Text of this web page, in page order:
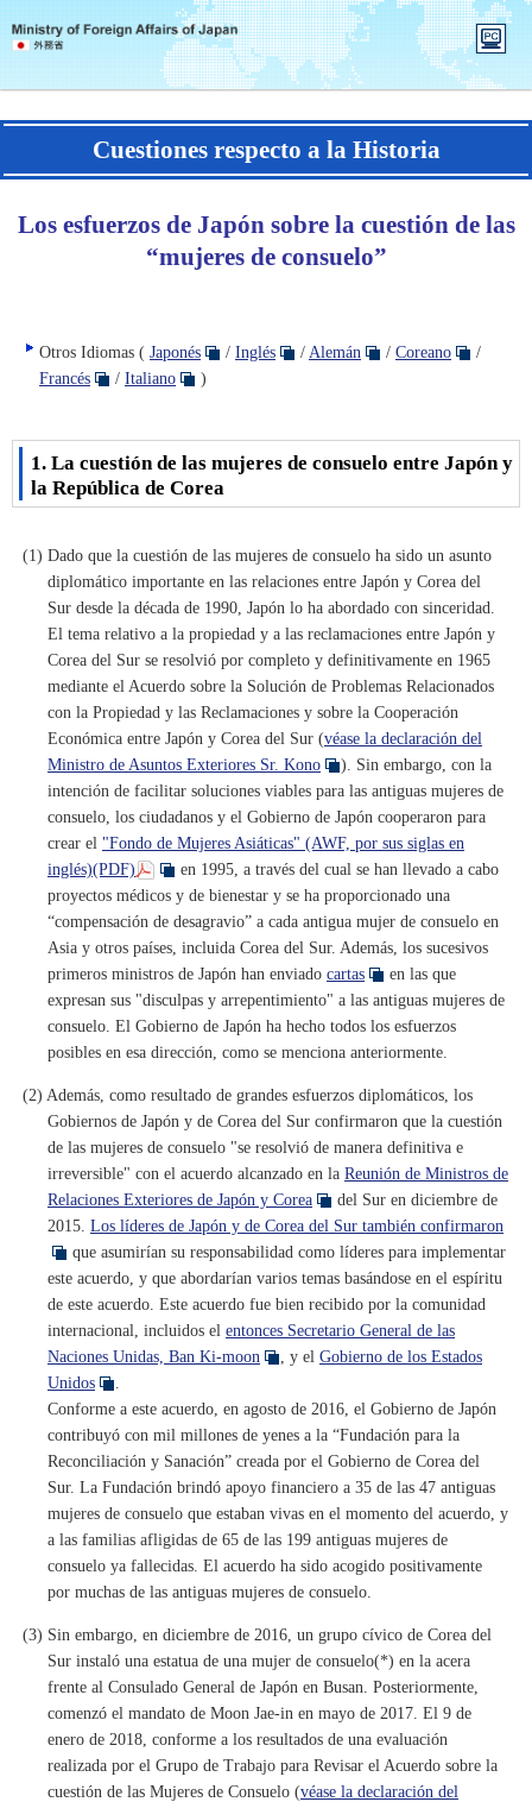
PC version
Cuestiones respecto a la Historia
Los esfuerzos de Japón sobre la cuestión de las
“mujeres de consuelo”
Otros Idiomas ( Japonés / Inglés / Alemán / Coreano
/
Francés
/ Italiano )
1. La cuestión de las mujeres de consuelo entre Japón y
la República de Corea
(1) Dado que la cuestión de las mujeres de consuelo ha sido un asunto
diplomático importante en las relaciones entre Japón y Corea del
Sur desde la década de 1990, Japón lo ha abordado con sinceridad.
El tema relativo a la propiedad y a las reclamaciones entre Japón y
Corea del Sur se resolvió por completo y definitivamente en 1965
mediante el Acuerdo sobre la Solución de Problemas Relacionados
con la Propiedad y las Reclamaciones y sobre la Cooperación
Económica entre Japón y Corea del Sur (véase la declaración del
Ministro de Asuntos Exteriores Sr. Kono
). Sin embargo, con la
intención de facilitar soluciones viables para las antiguas mujeres de
consuelo, los ciudadanos y el Gobierno de Japón cooperaron para
crear el "Fondo de Mujeres Asiáticas" (AWF, por sus siglas en
inglés)(PDF)
en 1995, a través del cual se han llevado a cabo
proyectos médicos y de bienestar y se ha proporcionado una
“compensación de desagravio” a cada antigua mujer de consuelo en
Asia y otros países, incluida Corea del Sur. Además, los sucesivos
primeros ministros de Japón han enviado cartas
en las que
expresan sus "disculpas y arrepentimiento" a las antiguas mujeres de
consuelo. El Gobierno de Japón ha hecho todos los esfuerzos
posibles en esa dirección, como se menciona anteriormente.
(2) Además, como resultado de grandes esfuerzos diplomáticos, los
Gobiernos de Japón y de Corea del Sur confirmaron que la cuestión
de las mujeres de consuelo "se resolvió de manera definitiva e
irreversible" con el acuerdo alcanzado en la Reunión de Ministros de
Relaciones Exteriores de Japón y Corea
del Sur en diciembre de
2015. Los líderes de Japón y de Corea del Sur también confirmaron
que asumirían su responsabilidad como líderes para implementar
este acuerdo, y que abordarían varios temas basándose en el espíritu
de este acuerdo. Este acuerdo fue bien recibido por la comunidad
internacional, incluidos el entonces Secretario General de las
Naciones Unidas, Ban Ki-moon
, y el Gobierno de los Estados
Unidos
Conforme a este acuerdo, en agosto de 2016, el Gobierno de Japón
contribuyó con mil millones de yenes a la “Fundación para la
Reconciliación y Sanación” creada por el Gobierno de Corea del
Sur. La Fundación brindó apoyo financiero a 35 de las 47 antiguas
mujeres de consuelo que estaban vivas en el momento del acuerdo, y
a las familias afligidas de 65 de las 199 antiguas mujeres de
consuelo ya fallecidas. El acuerdo ha sido acogido positivamente
por muchas de las antiguas mujeres de consuelo.
(3) Sin embargo, en diciembre de 2016, un grupo cívico de Corea del
Sur instaló una estatua de una mujer de consuelo(*) en la acera
frente al Consulado General de Japón en Busan. Posteriormente,
comenzó el mandato de Moon Jae-in en mayo de 2017. El 9 de
enero de 2018, conforme a los resultados de una evaluación
realizada por el Grupo de Trabajo para Revisar el Acuerdo sobre la
cuestión de las Mujeres de Consuelo (véase la declaración del